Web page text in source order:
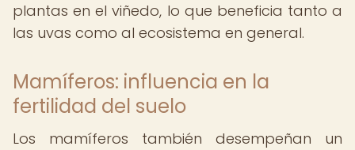
plantas en el viñedo, lo que beneficia tanto a
las uvas como al ecosistema en general.
Mamíferos: influencia en la
fertilidad del suelo
Los mamíferos también desempeñan un